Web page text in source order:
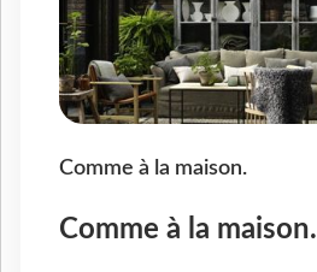
Comme à la maison.
Comme à la maison.